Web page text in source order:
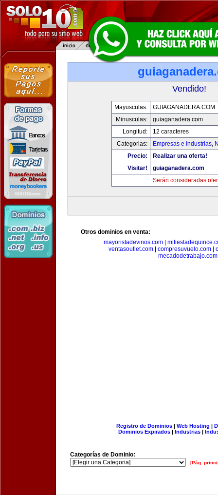
Vendido!
Mayusculas:
GUIAGANADERA.COM
Minusculas:
guiaganadera.com
Longitud:
12 caracteres
Categorias:
Empresas e Industrias,
Precio:
Realizar una oferta!
Visitar!
guiaganadera.com
Serán consideradas
Otros dominios en venta:
mayoristadevinos.com
ventasoutlet.com
compresuvuelo.com
mecadodetrabajo.com
Registro de Dominios| Web Hosting |
Dominios Expirados | Industrias |
Categorías de Dominio:
[Pág.